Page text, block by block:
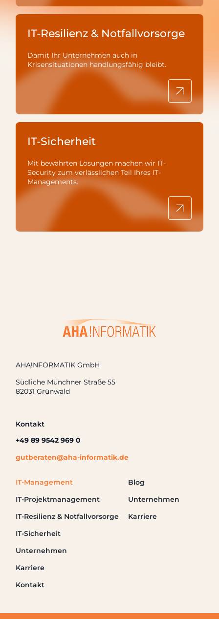
IT-Resilienz & Notfallvorsorge
Damit Ihr Unternehmen auch in
Krisensituationen handlungsfähig bleibt.
IT-Sicherheit
Mit bewährten Lösungen machen wir IT-
Security zum verlässlichen Teil Ihres IT-
Managements.
AHA!NFORMATIK GmbH
Südliche Münchner Straße 55
82031 Grünwald
Kontakt
+49 89 9542 969 0
gutberaten@aha-informatik.de
IT-Management
IT-Projektmanagement
IT-Resilienz & Notfallvorsorge
IT-Sicherheit
Unternehmen
Karriere
Kontakt
Blog
Unternehmen
Karriere